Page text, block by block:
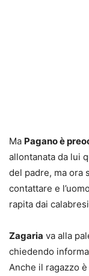
Ma Pagano è
allontanata da lui
del padre, ma ora
contattare e
rapita dai
Zagaria va alla
chiedendo
Anche il ragazzo